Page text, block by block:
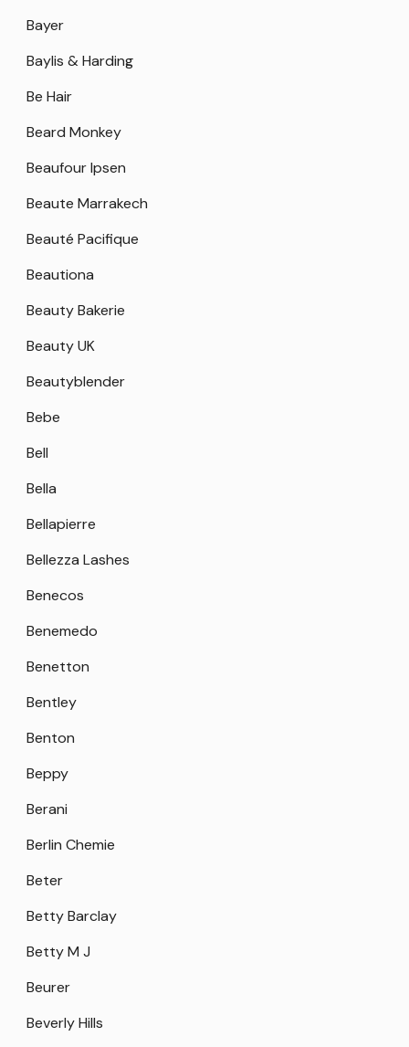
Bayer
Baylis & Harding
Be Hair
Beard Monkey
Beaufour Ipsen
Beaute Marrakech
Beauté Pacifique
Beautiona
Beauty Bakerie
Beauty UK
Beautyblender
Bebe
Bell
Bella
Bellapierre
Bellezza Lashes
Benecos
Benemedo
Benetton
Bentley
Benton
Beppy
Berani
Berlin Chemie
Beter
Betty Barclay
Betty M J
Beurer
Beverly Hills